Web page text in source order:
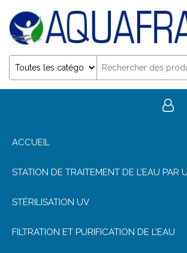
Désinfection Uv de l'eau | Filtration et
ACCUEIL
STATION DE TRAITEMENT DE L’EAU PAR
STÉRILISATION UV
FILTRATION ET PURIFICATION DE L’EAU